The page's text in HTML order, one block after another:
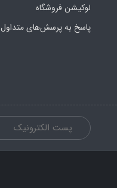
لوکیشن فروشگاه
پاسخ به پرسش‌های متداول